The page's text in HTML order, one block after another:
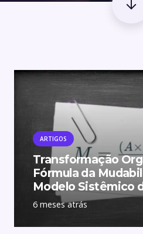
ARTIGOS
Transformação
Fórmula da
Modelo Sistêmico
6 meses atrás